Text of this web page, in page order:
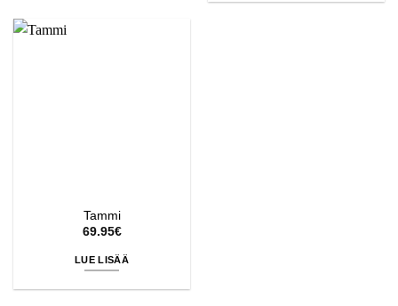
Tammi
69.95€
LUE LISÄÄ